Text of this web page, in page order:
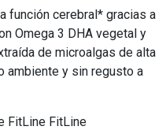
función cerebral* gracias a
Omega 3 DHA vegetal y
de microalgas de alta
ambiente y sin regusto a
FitLine FitLine